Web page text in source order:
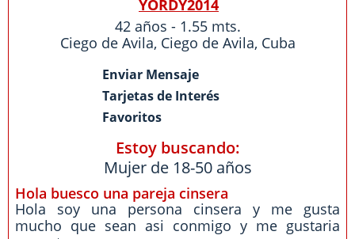
YORDY2014
42 años - 1.55 mts.
Ciego de Avila, Ciego de Avila, Cuba
Enviar Mensaje
Tarjetas de Interés
Favoritos
Estoy buscando:
Mujer de 18-50 años
Hola buesco una pareja cinsera
Hola soy una persona cinsera y me gusta
mucho que sean asi conmigo y me gustaria